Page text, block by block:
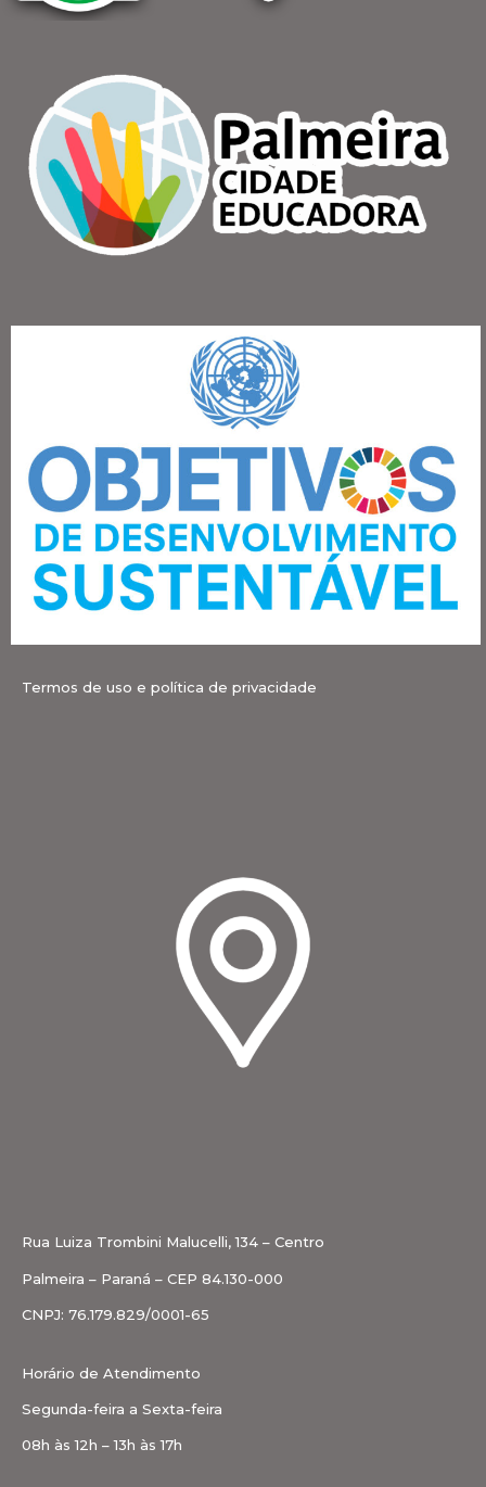
Termos de uso e política de privacidade
Rua Luiza Trombini Malucelli, 134 – Centro
Palmeira – Paraná – CEP 84.130-000
CNPJ: 76.179.829/0001-65
Horário de Atendimento
Segunda-feira a Sexta-feira
08h às 12h – 13h às 17h